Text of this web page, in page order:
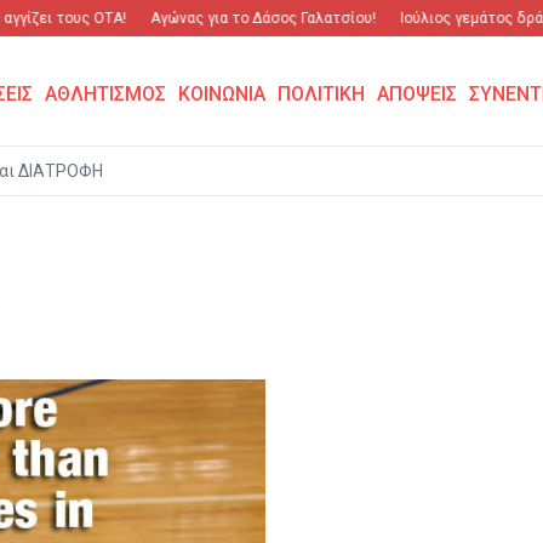
τους ΟΤΑ! Αγώνας για το Δάσος Γαλατσίου! Ιούλιος γεμάτος
ΑΘΛΗΤΙΣΜΟΣ ΚΟΙΝΩΝΙΑ ΠΟΛΙΤΙΚΗ ΑΠΟΨΕΙΣ
ΔΙΑΤΡΟΦΗ